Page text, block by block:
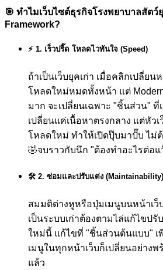
🎯 ทำไมเว็บไซต์ธุรกิจโรงพยาบาลสัตว์
Framework?
⚡ 1. เร็วปรี๊ด โหลดไวทันใจ (Speed)
ถ้าเป็นเว็บยุคเก่า เมื่อคลิกเปลี่ยน
โหลดใหม่หมดทั้งหน้า แต่
มาก จะเปลี่ยนเฉพาะ "ชิ้นส่วน" ที่
เปลี่ยนแค่เนื้อหาตรงกลาง แต่หัว
โหลดใหม่ ทำให้เปิดปุ๊บมาปั๊บ ไม่
🤣จบราวกับนึก "ต้องทำอะไรต่อแ
🛠️ 2. ซ่อมและปรับแต่ง (Maintainability)
สมมติต่างหูหรือปุ่มเมนูบนหน้าเว็
เป็นระบบเก่าต้องตามไล่แก้ไขป
ใหม่นี้ แก้ไขที่ "ชิ้นส่วนต้นแบบ" เ
เมนูในทุกหน้าเว็บก็เปลี่ยนอย่างพ
แล้ว